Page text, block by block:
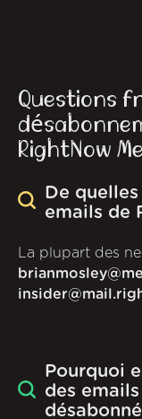
Questions
RightNow
De
emails de
La plupart des
Pourquoi
des